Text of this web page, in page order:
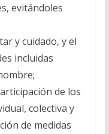
evitándoles
y cuidado, y el
incluidas
de los
colectiva y
de medidas